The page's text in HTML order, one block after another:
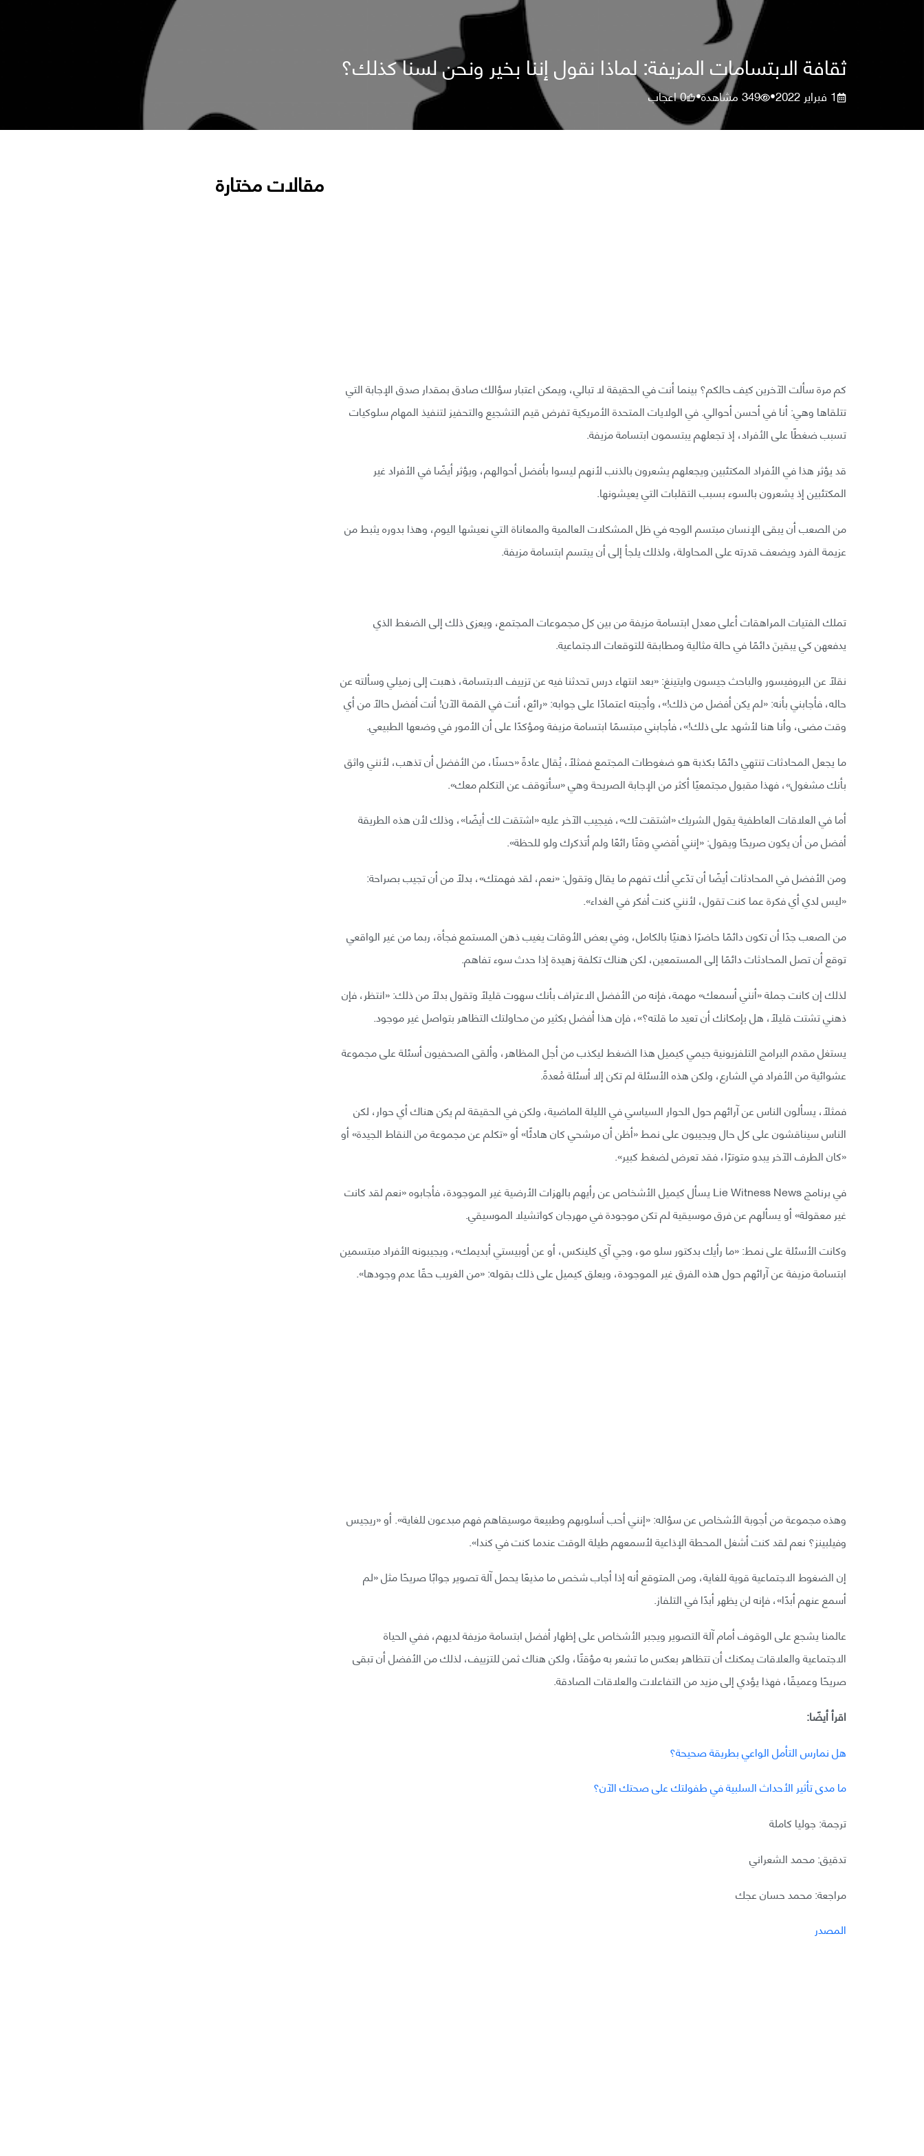
ثقافة الابتسامات المزيفة: لماذا نقول إننا بخير ونحن لسنا كذلك؟
1 فبراير 2022 •
349مشاهدة•
0اعجاب
كم مرة سألت الآخرين كيف حالكم؟ بينما أنت في الحقيقة لا تبالي، ويمكن اعتبار سؤالك صادق بمقدار صدق الإجابة التي
تتلقاها وهي: أنا في أحسن أحوالي. في الولايات المتحدة الأمريكية تفرض قيم التشجيع والتحفيز لتنفيذ المهام سلوكيات
تسبب ضغطًا على الأفراد، إذ تجعلهم يبتسمون ابتسامة مزيفة.
قد يؤثر هذا في الأفراد المكتئبين ويجعلهم يشعرون بالذنب لأنهم ليسوا بأفضل أحوالهم، ويؤثر أيضًا في الأفراد غير
المكتئبين إذ يشعرون بالسوء بسبب التقلبات التي يعيشونها.
من الصعب أن يبقى الإنسان مبتسم الوجه في ظل المشكلات العالمية والمعاناة التي نعيشها اليوم، وهذا بدوره يثبط من
عزيمة الفرد ويضعف قدرته على المحاولة، ولذلك يلجأ إلى أن يبتسم ابتسامة مزيفة.
تملك الفتيات المراهقات أعلى معدل ابتسامة مزيفة من بين كل مجموعات المجتمع، ويعزى ذلك إلى الضغط الذي
يدفعهن كي يبقينَ دائمًا في حالة مثالية ومطابقة للتوقعات الاجتماعية.
نقلًا عن البروفيسور والباحث جيسون وايتينغ: «بعد انتهاء درس تحدثنا فيه عن تزييف الابتسامة، ذهبت إلى زميلي وسألته عن
حاله، فأجابني بأنه: «لم يكن أفضل من ذلك!»، وأجبته اعتمادًا على جوابه: «رائع، أنت في القمة الآن! أنت أفضل حالًا من أي
وقت مضى، وأنا هنا لأشهد على ذلك!»، فأجابني مبتسمًا ابتسامة مزيفة ومؤكدًا على أن الأمور في وضعها الطبيعي.
ما يجعل المحادثات تنتهي دائمًا بكذبة هو ضغوطات المجتمع فمثلًا، يُقال عادةً «حسنًا، من الأفضل أن تذهب، لأنني واثق
بأنك مشغول»، فهذا مقبول مجتمعيًا أكثر من الإجابة الصريحة وهي «سأتوقف عن التكلم معك».
أما في العلاقات العاطفية يقول الشريك «اشتقت لك»، فيجيب الآخر عليه «اشتقت لك أيضًا»، وذلك لأن هذه الطريقة
أفضل من أن يكون صريحًا ويقول: «إنني أقضي وقتًا رائعًا ولم أتذكرك ولو للحظة».
ومن الأفضل في المحادثات أيضًا أن تدّعي أنك تفهم ما يقال وتقول: «نعم، لقد فهمتك»، بدلًا من أن تجيب بصراحة:
«ليس لدي أي فكرة عما كنت تقول، لأنني كنت أفكر في الغداء».
من الصعب جدًا أن تكون دائمًا حاضرًا ذهنيًا بالكامل، وفي بعض الأوقات يغيب ذهن المستمع فجأة، ربما من غير الواقعي
توقع أن تصل المحادثات دائمًا إلى المستمعين، لكن هناك تكلفة زهيدة إذا حدث سوء تفاهم.
لذلك إن كانت جملة «أنني أسمعك» مهمة، فإنه من الأفضل الاعتراف بأنك سهوت قليلًا وتقول بدلًا من ذلك: «انتظر، فإن
ذهني تشتت قليلًا، هل بإمكانك أن تعيد ما قلته؟»، فإن هذا أفضل بكثير من محاولتك التظاهر بتواصل غير موجود.
يستغل مقدم البرامج التلفزيونية جيمي كيميل هذا الضغط ليكذب من أجل المظاهر، وألقى الصحفيون أسئلة على مجموعة
عشوائية من الأفراد في الشارع، ولكن هذه الأسئلة لم تكن إلا أسئلة مُعدةً.
فمثلًا، يسألون الناس عن آرائهم حول الحوار السياسي في الليلة الماضية، ولكن في الحقيقة لم يكن هناك أي حوار، لكن
الناس سيناقشون على كل حال ويجيبون على نمط «أظن أن مرشحي كان هادئًا» أو «تكلم عن مجموعة من النقاط الجيدة» أو
«كان الطرف الآخر يبدو متوترًا، فقد تعرض لضغط كبير».
في برنامج Lie Witness News يسأل كيميل الأشخاص عن رأيهم بالهزات الأرضية غير الموجودة، فأجابوه «نعم لقد كانت
غير معقولة» أو يسألهم عن فرق موسيقية لم تكن موجودة في مهرجان كواتشيلا الموسيقي.
وكانت الأسئلة على نمط: «ما رأيك بدكتور سلو مو، وجي آي كلينكس، أو عن أوبيستي أبديمك»، ويجيبونه الأفراد مبتسمين
ابتسامة مزيفة عن آرائهم حول هذه الفرق غير الموجودة، ويعلق كيميل على ذلك بقوله: «من الغريب حقًا عدم وجودها».
وهذه مجموعة من أجوبة الأشخاص عن سؤاله: «إنني أحب أسلوبهم وطبيعة موسيقاهم فهم مبدعون للغاية». أو «ريجيس
وفيلبينز؟ نعم لقد كنت أشغل المحطة الإذاعية لأسمعهم طيلة الوقت عندما كنت في كندا».
إن الضغوط الاجتماعية قوية للغاية، ومن المتوقع أنه إذا أجاب شخص ما مذيعًا يحمل آلة تصوير جوابًا صريحًا مثل «لم
أسمع عنهم أبدًا»، فإنه لن يظهر أبدًا في التلفاز.
عالمنا يشجع على الوقوف أمام آلة التصوير ويجبر الأشخاص على إظهار أفضل ابتسامة مزيفة لديهم، ففي الحياة
الاجتماعية والعلاقات يمكنك أن تتظاهر بعكس ما تشعر به مؤقتًا، ولكن هناك ثمن للتزييف، لذلك من الأفضل أن تبقى
صريحًا وعميقًا، فهذا يؤدي إلى مزيد من التفاعلات والعلاقات الصادقة.
اقرأ أيضًا:
هل نمارس التأمل الواعي بطريقة صحيحة؟
ما مدى تأثير الأحداث السلبية في طفولتك على صحتك الآن؟
ترجمة: جوليا كاملة
تدقيق: محمد الشعراني
مراجعة: محمد حسان عجك
المصدر
مقالات مختارة